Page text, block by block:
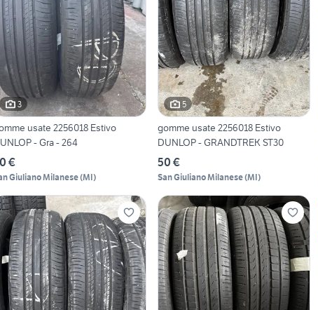
3
usate 2256018 Estivo
- Gra - 264
€
Giuliano Milanese(MI)
5
gomme usate 2256018 Estivo
DUNLOP - GRANDTREK ST30
50 €
San Giuliano Milanese(MI)